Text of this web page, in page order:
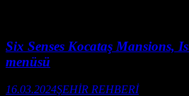
Six Senses Kocataş Mansions,
menüsü
16.03.2024ŞEHİR REHBERİ